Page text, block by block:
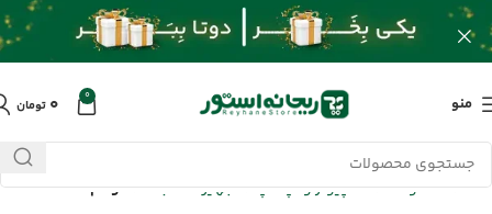
منو 0 ۰ تومان
خانه/محصولات/کامپیوتر و لپ تاپ/تجهیزات شبکه/مودم ADSL